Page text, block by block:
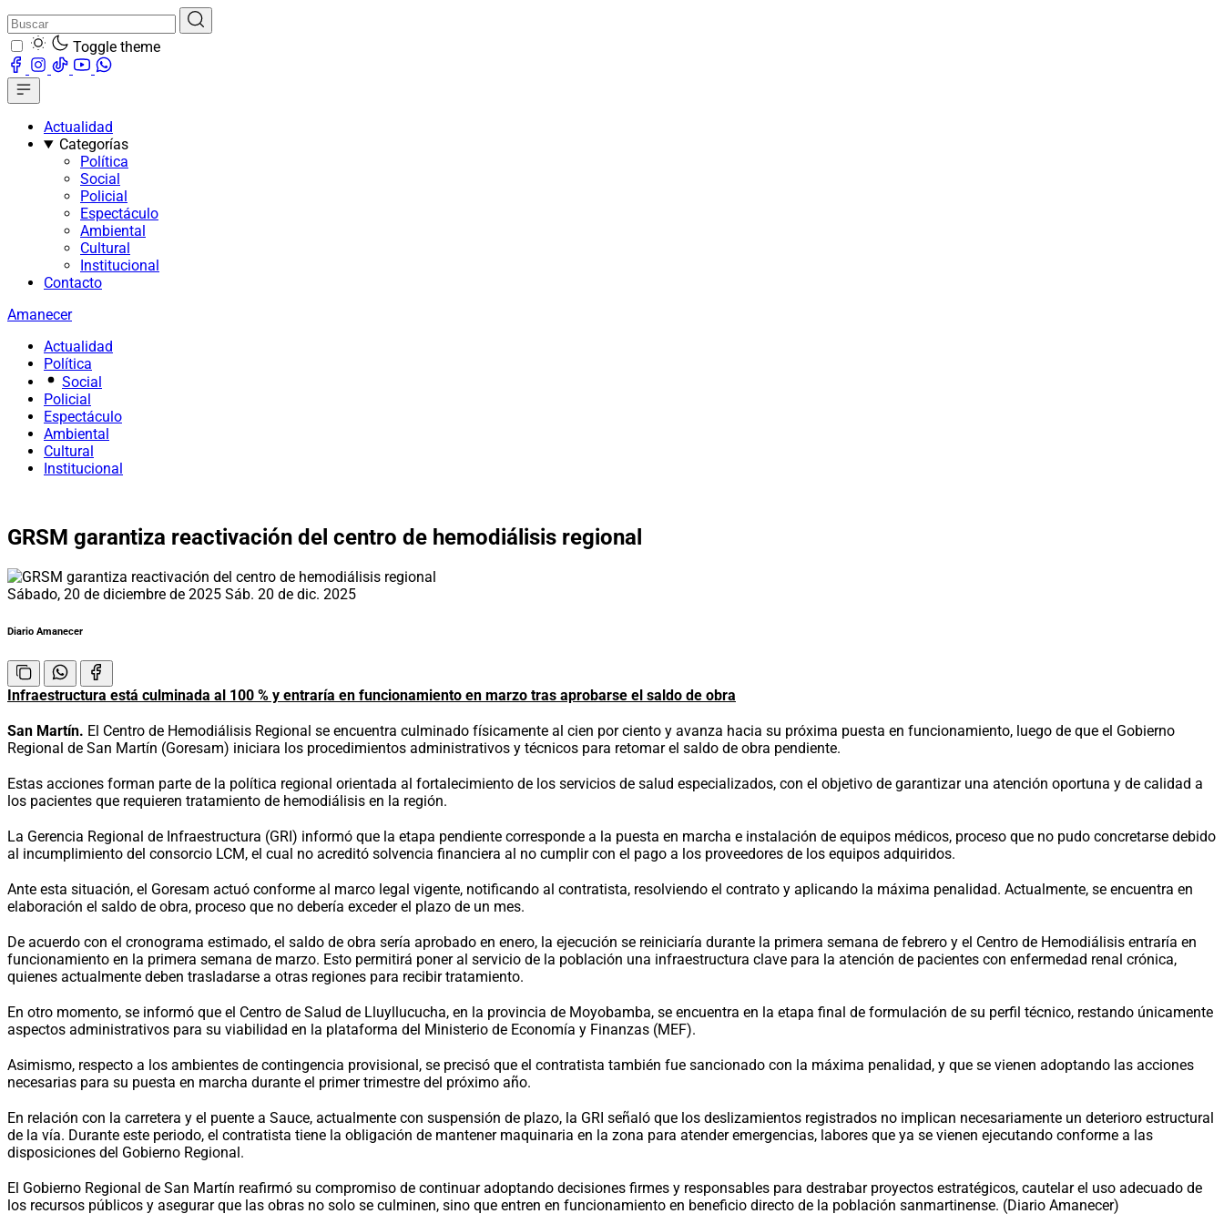
Toggle theme
Actualidad
Categorías
Política
Social
Policial
Espectáculo
Ambiental
Cultural
Institucional
Contacto
Amanecer
Actualidad
Política
Social
Policial
Espectáculo
Ambiental
Cultural
Institucional
GRSM garantiza reactivación del centro de hemodiálisis regional
Sábado, 20 de diciembre de 2025 Sáb. 20 de dic. 2025
Diario Amanecer
Infraestructura está culminada al 100 % y entraría en funcionamiento en marzo tras aprobarse el saldo de obra
San Martín. El Centro de Hemodiálisis Regional se encuentra culminado físicamente al cien por ciento y avanza hacia su próxima puesta en funcionamiento, luego de que el Gobierno
Regional de San Martín (Goresam) iniciara los procedimientos administrativos y técnicos para retomar el saldo de obra pendiente.
Estas acciones forman parte de la política regional orientada al fortalecimiento de los servicios de salud especializados, con el objetivo de garantizar una atención oportuna y de calidad a
los pacientes que requieren tratamiento de hemodiálisis en la región.
La Gerencia Regional de Infraestructura (GRI) informó que la etapa pendiente corresponde a la puesta en marcha e instalación de equipos médicos, proceso que no pudo concretarse debido
al incumplimiento del consorcio LCM, el cual no acreditó solvencia financiera al no cumplir con el pago a los proveedores de los equipos adquiridos.
Ante esta situación, el Goresam actuó conforme al marco legal vigente, notificando al contratista, resolviendo el contrato y aplicando la máxima penalidad. Actualmente, se encuentra en
elaboración el saldo de obra, proceso que no debería exceder el plazo de un mes.
De acuerdo con el cronograma estimado, el saldo de obra sería aprobado en enero, la ejecución se reiniciaría durante la primera semana de febrero y el Centro de Hemodiálisis entraría en
funcionamiento en la primera semana de marzo. Esto permitirá poner al servicio de la población una infraestructura clave para la atención de pacientes con enfermedad renal crónica,
quienes actualmente deben trasladarse a otras regiones para recibir tratamiento.
En otro momento, se informó que el Centro de Salud de Lluyllucucha, en la provincia de Moyobamba, se encuentra en la etapa final de formulación de su perfil técnico, restando únicamente
aspectos administrativos para su viabilidad en la plataforma del Ministerio de Economía y Finanzas (MEF).
Asimismo, respecto a los ambientes de contingencia provisional, se precisó que el contratista también fue sancionado con la máxima penalidad, y que se vienen adoptando las acciones
necesarias para su puesta en marcha durante el primer trimestre del próximo año.
En relación con la carretera y el puente a Sauce, actualmente con suspensión de plazo, la GRI señaló que los deslizamientos registrados no implican necesariamente un deterioro estructural
de la vía. Durante este periodo, el contratista tiene la obligación de mantener maquinaria en la zona para atender emergencias, labores que ya se vienen ejecutando conforme a las
disposiciones del Gobierno Regional.
El Gobierno Regional de San Martín reafirmó su compromiso de continuar adoptando decisiones firmes y responsables para destrabar proyectos estratégicos, cautelar el uso adecuado de
los recursos públicos y asegurar que las obras no solo se culminen, sino que entren en funcionamiento en beneficio directo de la población sanmartinense. (Diario Amanecer)